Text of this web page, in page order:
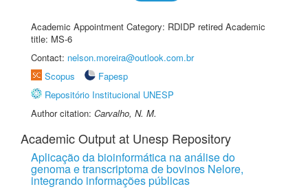
Academic Appointment Category: RDIDP retired Academic
title: MS-6
Contact: nelson.moreira@outlook.com.br
Scopus
Fapesp
Repositório Institucional UNESP
Author citation: Carvalho, N. M.
Academic Output at Unesp Repository
Aplicação da bioinformática na análise do
genoma e transcriptoma de bovinos Nelore,
integrando informações públicas